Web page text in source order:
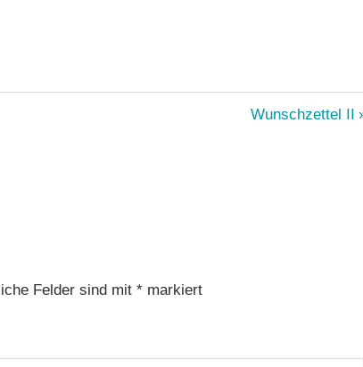
Nächster
Wunschzettel II
Felder sind mit *markiert